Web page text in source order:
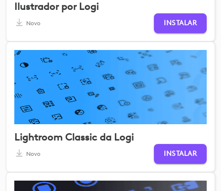
Ilustrador por Logi
Novo INSTALAR
Lightroom Classic da Logi
Novo INSTALAR